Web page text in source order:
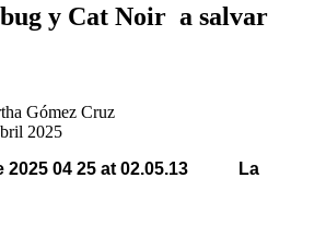
y Cat Noir a salvar
Gómez Cruz
2025
La